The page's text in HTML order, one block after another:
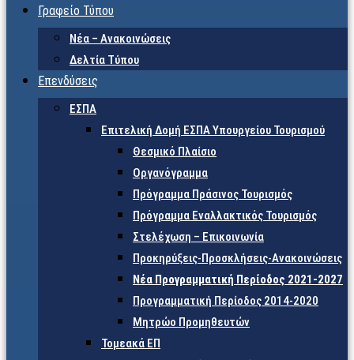
Γραφείο Τύπου
Νέα – Ανακοινώσεις
Δελτία Τύπου
Επενδύσεις
ΕΣΠΑ
Επιτελική Δομή ΕΣΠΑ Υπουργείου Τουρισμού
Θεσμικό Πλαίσιο
Οργανόγραμμα
Πρόγραμμα Πράσινος Τουρισμός
Πρόγραμμα Εναλλακτικός Τουρισμός
Στελέχωση – Επικοινωνία
Προκηρύξεις-Προσκλήσεις-Ανακοινώσεις
Νέα Προγραμματική Περίοδος 2021-2027
Προγραμματική Περίοδος 2014-2020
Μητρώο Προμηθευτών
Τομεακά ΕΠ